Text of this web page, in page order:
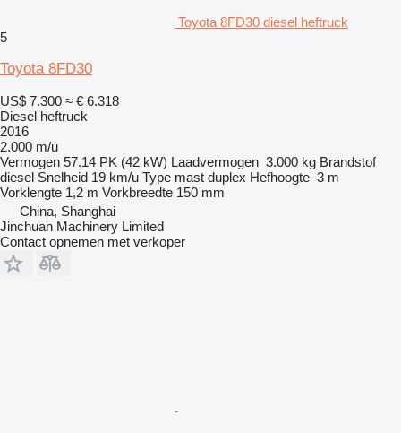
Toyota 8FD30 diesel heftruck
5
Toyota 8FD30
US$ 7.300 ≈ € 6.318
Diesel heftruck
2016
2.000 m/u
Vermogen 57.14 PK (42 kW) Laadvermogen 3.000 kg Brandstof
diesel Snelheid 19 km/u Type mast duplex Hefhoogte 3 m
Vorklengte 1,2 m Vorkbreedte 150 mm
China, Shanghai
Jinchuan Machinery Limited
Contact opnemen met verkoper